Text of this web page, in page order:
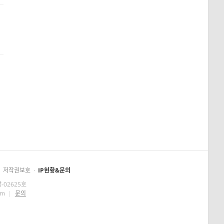
저작권보호 · IP현황&문의
-02625호
| 문의